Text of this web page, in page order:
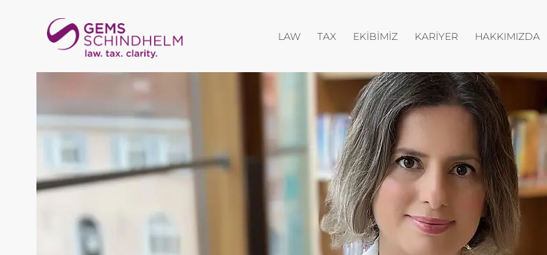
LAWMenüyü aç
TAXMenüyü aç
EKIBIMIZ KARIYERMenüyü aç
HAKKIMIZDA